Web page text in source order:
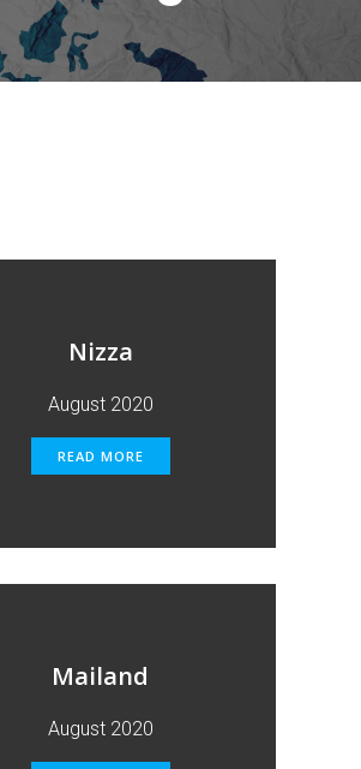
Nizza
August 2020
READ MORE
Mailand
August 2020